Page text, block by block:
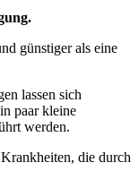
günstiger als eine
lassen sich
paar kleine
werden.
die durch